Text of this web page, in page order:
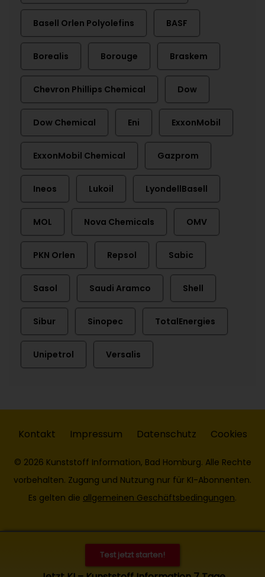
Basell Orlen Polyolefins BASF
Borealis Borouge Braskem
Chevron Phillips Chemical Dow
Dow Chemical Eni ExxonMobil
ExxonMobil Chemical Gazprom
Ineos Lukoil LyondellBasell
MOL Nova Chemicals OMV
PKN Orlen Repsol Sabic
Sasol Saudi Aramco Shell
Sibur Sinopec TotalEnergies
Unipetrol Versalis
Test jetzt starten!
Kontakt Impressum Datenschutz Cookies
© 2026 Kunststoff Information, Bad Homburg. Alle Rechte
vorbehalten. Zugang und Nutzung nur für KI-Abonnenten.
Es gelten die allgemeinen Geschäftsbedingungen.